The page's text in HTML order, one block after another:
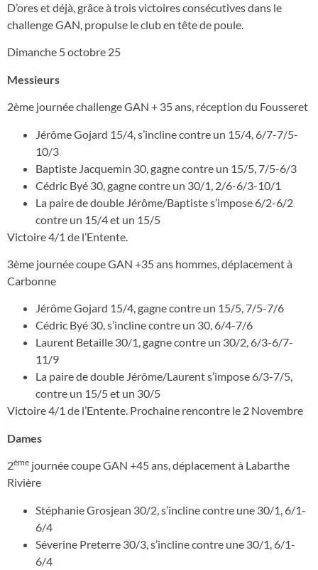
D’ores et déjà, grâce à trois victoires consécutives dans le
challenge GAN, propulse le club en tête de poule.
Dimanche 5 octobre 25
Messieurs
2ème journée challenge GAN + 35 ans, réception du Fousseret
Jérôme Gojard 15/4, s’incline contre un 15/4, 6/7-7/5-
10/3
Baptiste Jacquemin 30, gagne contre un 15/5, 7/5-6/3
Cédric Byé 30, gagne contre un 30/1, 2/6-6/3-10/1
La paire de double Jérôme/Baptiste s’impose 6/2-6/2
contre un 15/4 et un 15/5
Victoire 4/1 de l’Entente.
3ème journée coupe GAN +35 ans hommes, déplacement à
Carbonne
Jérôme Gojard 15/4, gagne contre un 15/5, 7/5-7/6
Cédric Byé 30, s’incline contre un 30, 6/4-7/6
Laurent Betaille 30/1, gagne contre un 30/2, 6/3-6/7-
11/9
La paire de double Jérôme/Laurent s’impose 6/3-7/5,
contre un 15/5 et un 30/5
Victoire 4/1 de l’Entente. Prochaine rencontre le 2 Novembre
Dames
2ème journée coupe GAN +45 ans, déplacement à Labarthe
Rivière
Stéphanie Grosjean 30/2, s’incline contre une 30/1, 6/1-
6/4
Séverine Preterre 30/3, s’incline contre une 30/1, 6/1-
6/4